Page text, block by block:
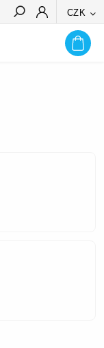
CZK
HLEDAT